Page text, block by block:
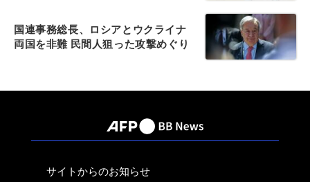
国連事務総長、ロシアとウクライナ
両国を非難 民間人狙った攻撃めぐり
サイトからのお知らせ